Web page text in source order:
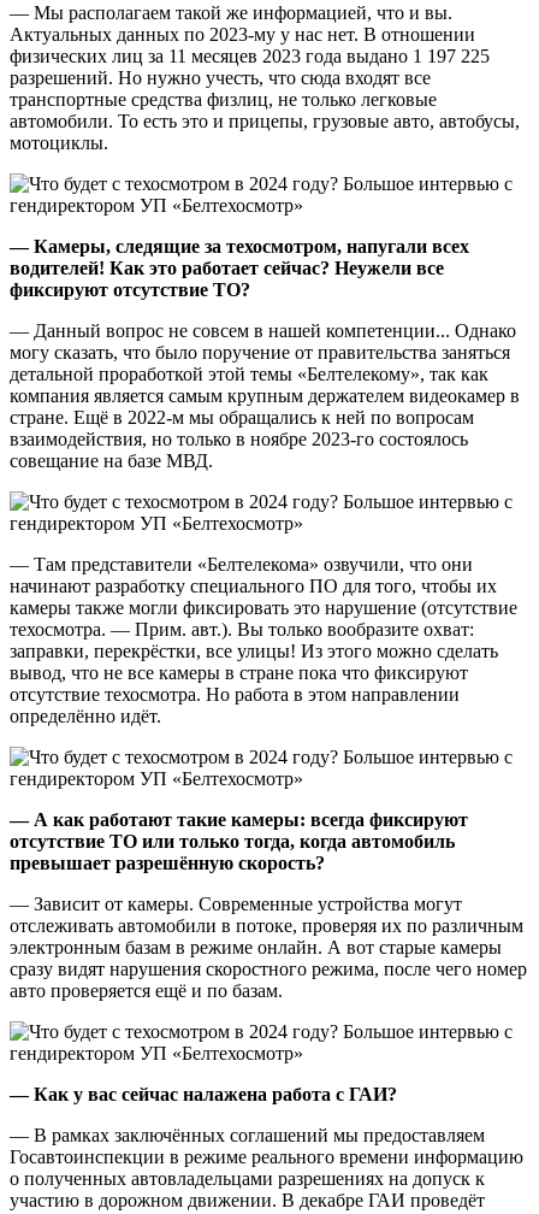
— Мы располагаем такой же информацией, что и вы.
Актуальных данных по 2023-му у нас нет. В отношении
физических лиц за 11 месяцев 2023 года выдано 1 197 225
разрешений. Но нужно учесть, что сюда входят все
транспортные средства физлиц, не только легковые
автомобили. То есть это и прицепы, грузовые авто, автобусы,
мотоциклы.
— Камеры, следящие за техосмотром, напугали всех
водителей! Как это работает сейчас? Неужели все
фиксируют отсутствие ТО?
— Данный вопрос не совсем в нашей компетенции... Однако
могу сказать, что было поручение от правительства заняться
детальной проработкой этой темы «Белтелекому», так как
компания является самым крупным держателем видеокамер в
стране. Ещё в 2022-м мы обращались к ней по вопросам
взаимодействия, но только в ноябре 2023-го состоялось
совещание на базе МВД.
— Там представители «Белтелекома» озвучили, что они
начинают разработку специального ПО для того, чтобы их
камеры также могли фиксировать это нарушение (отсутствие
техосмотра. — Прим. авт.). Вы только вообразите охват:
заправки, перекрёстки, все улицы! Из этого можно сделать
вывод, что не все камеры в стране пока что фиксируют
отсутствие техосмотра. Но работа в этом направлении
определённо идёт.
— А как работают такие камеры: всегда фиксируют
отсутствие ТО или только тогда, когда автомобиль
превышает разрешённую скорость?
— Зависит от камеры. Современные устройства могут
отслеживать автомобили в потоке, проверяя их по различным
электронным базам в режиме онлайн. А вот старые камеры
сразу видят нарушения скоростного режима, после чего номер
авто проверяется ещё и по базам.
— Как у вас сейчас налажена работа с ГАИ?
— В рамках заключённых соглашений мы предоставляем
Госавтоинспекции в режиме реального времени информацию
о полученных автовладельцами разрешениях на допуск к
участию в дорожном движении. В декабре ГАИ проведёт